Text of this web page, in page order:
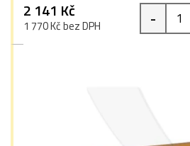
2 141 Kč
1 770 Kč bez DPH -